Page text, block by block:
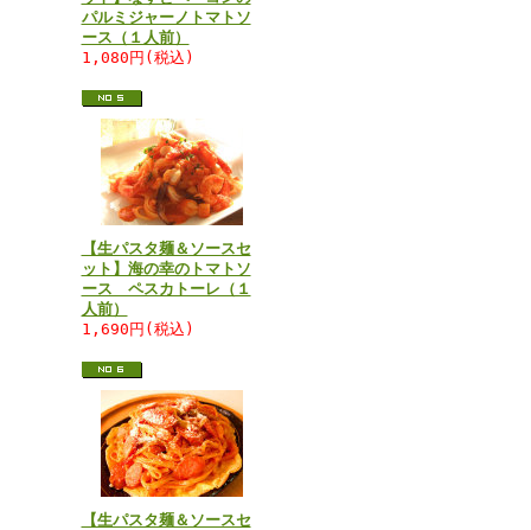
パルミジャーノトマトソ
ース（１人前）
1,080円(税込)
【生パスタ麺＆ソースセ
ット】海の幸のトマトソ
ース ペスカトーレ（１
人前）
1,690円(税込)
【生パスタ麺＆ソースセ